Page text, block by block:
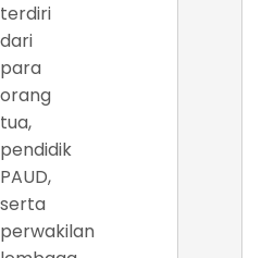
terdiri
dari
para
orang
tua,
pendidik
PAUD,
serta
perwakilan